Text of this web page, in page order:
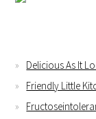
Delicious As It
Friendly Little